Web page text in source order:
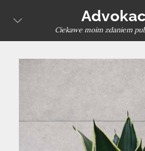
content
Ciekawe moim zdaniem